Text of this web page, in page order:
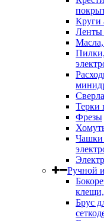
Круги
Ленты
Сверла
Терки
Фрезы
Чашки
Ручной
Брус